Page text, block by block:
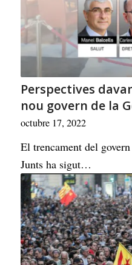
Perspectives
nou govern de la
octubre 17, 2022
El trencament del
Junts ha sigut…